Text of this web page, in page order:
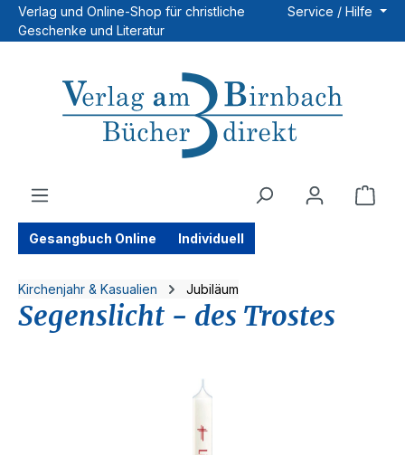
Zum Hauptinhalt springen
Verlag und Online-Shop für christliche
Geschenke und Literatur
Service / Hilfe
Gesangbuch Online Individuell
Kirchenjahr & Kasualien Jubiläum
Segenslicht - des Trostes